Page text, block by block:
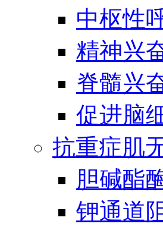
中枢性
精神兴
脊髓兴
促进脑
抗重症肌
胆碱酯
钾通道